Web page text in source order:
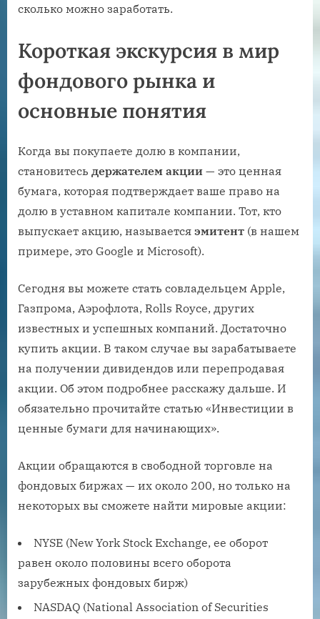
сколько можно заработать.
Короткая экскурсия в мир
фондового рынка и
основные понятия
Когда вы покупаете долю в компании,
становитесь держателем акции — это ценная
бумага, которая подтверждает ваше право на
долю в уставном капитале компании. Тот, кто
выпускает акцию, называется эмитент (в нашем
примере, это Google и Microsoft).
Сегодня вы можете стать совладельцем Apple,
Газпрома, Аэрофлота, Rolls Royce, других
известных и успешных компаний. Достаточно
купить акции. В таком случае вы зарабатываете
на получении дивидендов или перепродавая
акции. Об этом подробнее расскажу дальше. И
обязательно прочитайте статью «Инвестиции в
ценные бумаги для начинающих».
Акции обращаются в свободной торговле на
фондовых биржах — их около 200, но только на
некоторых вы сможете найти мировые акции:
NYSE (New York Stock Exchange, ее оборот
равен около половины всего оборота
зарубежных фондовых бирж)
NASDAQ (National Association of Securities